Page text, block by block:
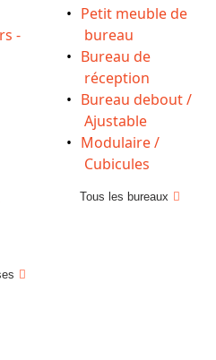
-
Petit meuble de
bureau
Bureau de
réception
Bureau debout /
Ajustable
Modulaire /
Cubicules
Tous les bureaux